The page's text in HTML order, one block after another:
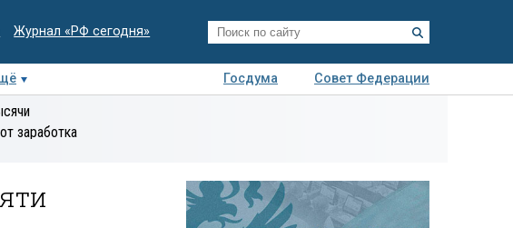
Журнал «РФ сегодня»
Госдума
Совет Федерации
заработка